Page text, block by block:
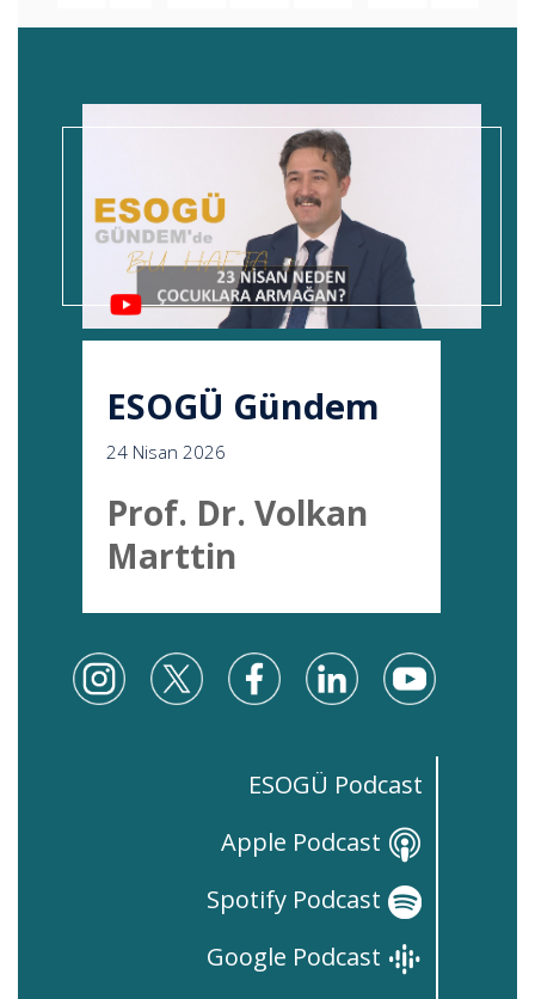
ESOGÜ Gündem
24 Nisan 2026
Prof. Dr. Volkan
Marttin
ESOGÜ Podcast
Apple Podcast
Spotify Podcast
Google Podcast